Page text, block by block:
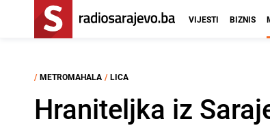
VIJESTI BIZNIS
/ METROMAHALA / LICA
Hraniteljka iz